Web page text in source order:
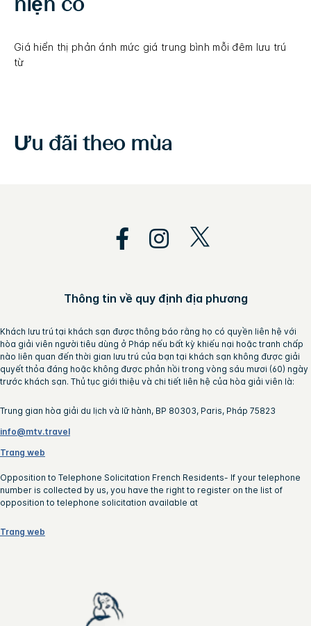
hiện có
Giá hiển thị phản ánh mức giá trung bình mỗi đêm lưu trú
từ
Ưu đãi theo mùa
Thông tin về quy định địa phương
Khách lưu trú tại khách sạn được thông báo rằng họ có quyền liên hệ với
hòa giải viên người tiêu dùng ở Pháp nếu bất kỳ khiếu nại hoặc tranh chấp
nào liên quan đến thời gian lưu trú của bạn tại khách sạn không được giải
quyết thỏa đáng hoặc không được phản hồi trong vòng sáu mươi (60) ngày
trước khách sạn. Thủ tục giới thiệu và chi tiết liên hệ của hòa giải viên là:
Trung gian hòa giải du lịch và lữ hành, BP 80303, Paris, Pháp 75823
info@mtv.travel
Trang web
Opposition to Telephone Solicitation French Residents- If your telephone
number is collected by us, you have the right to register on the list of
opposition to telephone solicitation available at
Trang web